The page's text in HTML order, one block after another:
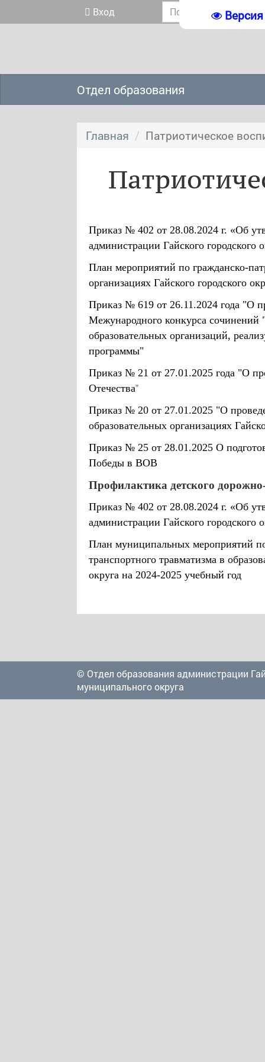
Вход
Отдел образования
Главная Патриотическое
Приказ № 402 от 28.08.2024 г. «Об
администрации Гайского городского
План мероприятий по гражданско-
организациях Гайского городского
Приказ № 619 от 26.11.2024 года "О
Межународного конкурса сочинений
образовательных организаций,
программы"
Приказ № 21 от 27.01.2025 года "О
Отечества"
Приказ № 20 от 27.01.2025 "О
образовательных организациях
Приказ № 25 от 28.01.2025 О
Победы в ВОВ
Профилактика детского
Приказ № 402 от 28.08.2024 г. «Об
администрации Гайского городского
План муниципальных мероприятий
транспортного травматизма в
округа на 2024-2025 учебный год
© Отдел образования администрации
муниципального округа